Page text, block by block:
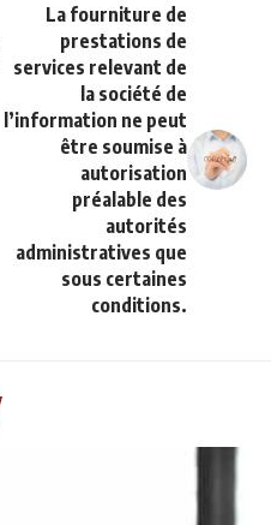
La fourniture de
prestations de
services relevant de
la société de
l’information ne peut
être soumise à
autorisation
préalable des
autorités
administratives que
sous certaines
conditions.